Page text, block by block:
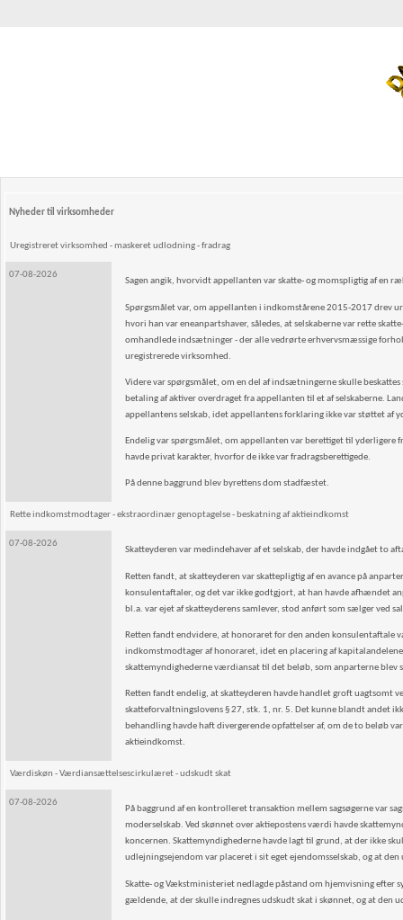
Nyheder til virksomheder
Uregistreret virksomhed - maskeret udlodning - fradrag
07-08-2026
Sagen angik, hvorvidt appellanten var skatte- og momspligtig af
Spørgsmålet var, om appellanten i indkomstårene 2015-2017 drev
hvori han var eneanpartshaver, således, at selskaberne var rette
omhandlede indsætninger - der alle vedrørte erhvervsmæssige
uregistrerede virksomhed.
Videre var spørgsmålet, om en del af indsætningerne skulle
betaling af aktiver overdraget fra appellanten til et af selskaberne.
appellantens selskab, idet appellantens forklaring ikke var støttet af
Endelig var spørgsmålet, om appellanten var berettiget til
havde privat karakter, hvorfor de ikke var fradragsberettigede.
På denne baggrund blev byrettens dom stadfæstet.
Rette indkomstmodtager - ekstraordinær genoptagelse - beskatning af aktieindkomst
07-08-2026
Skatteyderen var medindehaver af et selskab, der havde indgået to
Retten fandt, at skatteyderen var skattepligtig af en avance på
konsulentaftaler, og det var ikke godtgjort, at han havde afhændet
bl.a. var ejet af skatteyderens samlever, stod anført som sælger ved
Retten fandt endvidere, at honoraret for den anden konsulentaftale
indkomstmodtager af honoraret, idet en placering af
skattemyndighederne værdiansat til det beløb, som anparterne
Retten fandt endelig, at skatteyderen havde handlet groft uagtsomt
skatteforvaltningslovens § 27, stk. 1, nr. 5. Det kunne blandt andet
behandling havde haft divergerende opfattelser af, om de to beløb
aktieindkomst.
Værdiskøn - Værdiansættelsescirkulæret - udskudt skat
07-08-2026
På baggrund af en kontrolleret transaktion mellem sagsøgerne var
moderselskab. Ved skønnet over aktiepostens værdi havde
koncernen. Skattemyndighederne havde lagt til grund, at der ikke
udlejningsejendom var placeret i sit eget ejendomsselskab, og at
Skatte- og Vækstministeriet nedlagde påstand om hjemvisning efter
gældende, at der skulle indregnes udskudt skat i skønnet, og at den